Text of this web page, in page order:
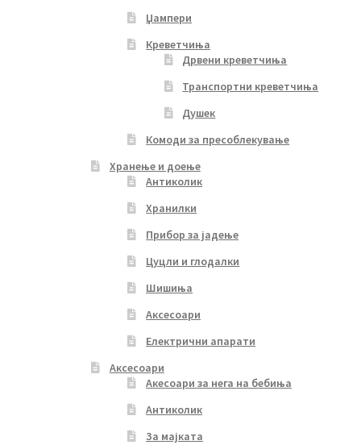
Џампери
Креветчиња
Дрвени креветчиња
Транспортни креветчиња
Душек
Комоди за пресоблекување
Хранење и доење
Антиколик
Хранилки
Прибор за јадење
Цуцли и глодалки
Шишиња
Аксесоари
Електрични апарати
Аксесоари
Акесоари за нега на бебиња
Антиколик
За мајката